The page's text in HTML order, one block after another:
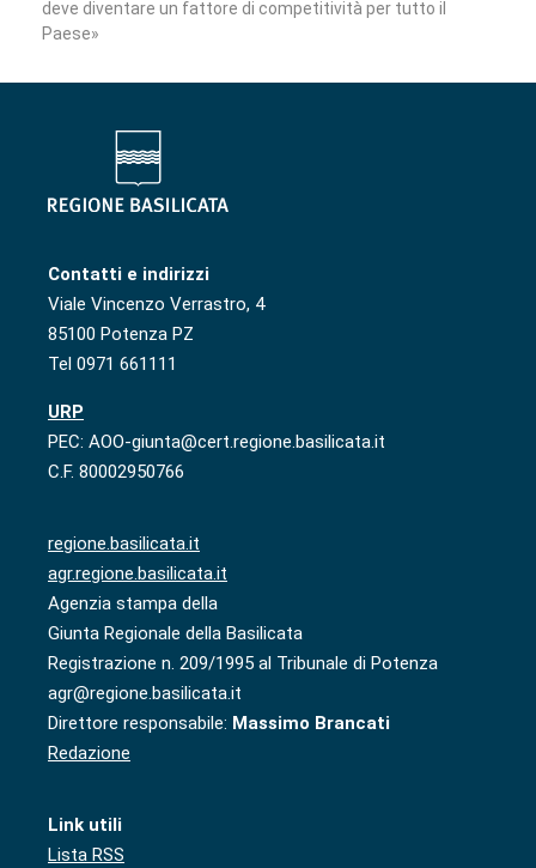
deve diventare un fattore di competitività per tutto il
Paese»
Contatti e indirizzi
Viale Vincenzo Verrastro, 4
85100 Potenza PZ
Tel 0971 661111
URP
PEC: AOO-giunta@cert.regione.basilicata.it
C.F. 80002950766
regione.basilicata.it
agr.regione.basilicata.it
Agenzia stampa della
Giunta Regionale della Basilicata
Registrazione n. 209/1995 al Tribunale di Potenza
agr@regione.basilicata.it
Direttore responsabile: Massimo Brancati
Redazione
Link utili
Lista RSS